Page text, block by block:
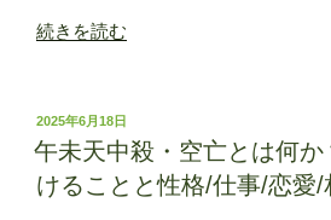
“辰
中
殺・
空
亡
続きを読む
投
稿
日:
2025年6月18日
午未天中殺・空亡とは何
けることと性格/仕事/恋愛/